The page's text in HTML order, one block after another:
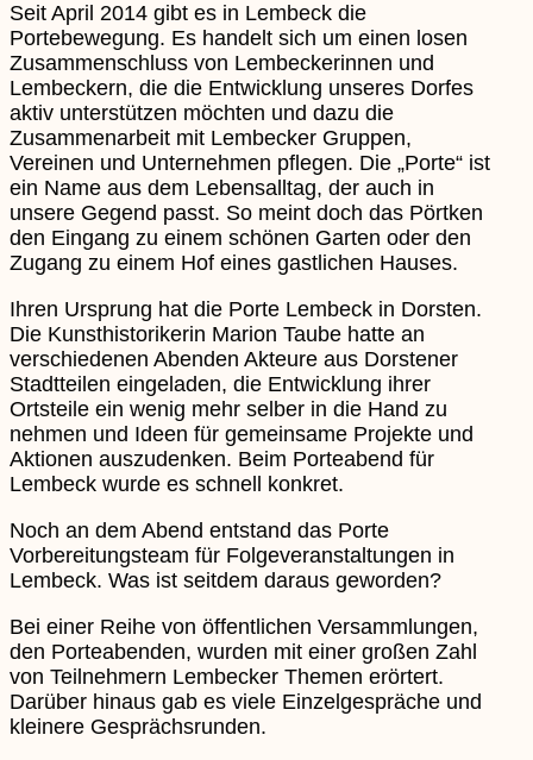
Seit April 2014 gibt es in Lembeck die
Portebewegung. Es handelt sich um einen losen
Zusammenschluss von Lembeckerinnen und
Lembeckern, die die Entwicklung unseres Dorfes
aktiv unterstützen möchten und dazu die
Zusammenarbeit mit Lembecker Gruppen,
Vereinen und Unternehmen pflegen. Die „Porte“ ist
ein Name aus dem Lebensalltag, der auch in
unsere Gegend passt. So meint doch das Pörtken
den Eingang zu einem schönen Garten oder den
Zugang zu einem Hof eines gastlichen Hauses.
Ihren Ursprung hat die Porte Lembeck in Dorsten.
Die Kunsthistorikerin Marion Taube hatte an
verschiedenen Abenden Akteure aus Dorstener
Stadtteilen eingeladen, die Entwicklung ihrer
Ortsteile ein wenig mehr selber in die Hand zu
nehmen und Ideen für gemeinsame Projekte und
Aktionen auszudenken. Beim Porteabend für
Lembeck wurde es schnell konkret.
Noch an dem Abend entstand das Porte
Vorbereitungsteam für Folgeveranstaltungen in
Lembeck. Was ist seitdem daraus geworden?
Bei einer Reihe von öffentlichen Versammlungen,
den Porteabenden, wurden mit einer großen Zahl
von Teilnehmern Lembecker Themen erörtert.
Darüber hinaus gab es viele Einzelgespräche und
kleinere Gesprächsrunden.